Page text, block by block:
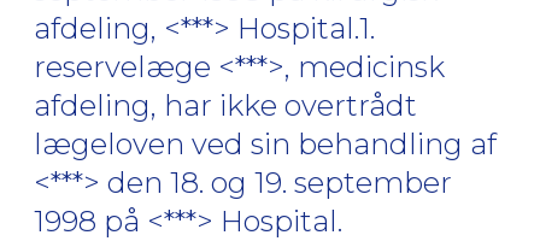
afdeling, <***> Hospital.1.
reservelæge <***>, medicinsk
afdeling, har ikke overtrådt
lægeloven ved sin behandling af
<***> den 18. og 19. september
1998 på <***> Hospital.